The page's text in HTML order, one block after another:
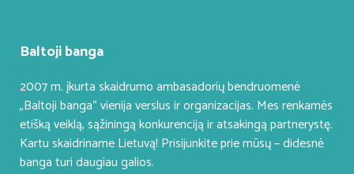
Baltoji banga
2007 m. įkurta skaidrumo ambasadorių bendruomenė
„Baltoji banga“ vienija verslus ir organizacijas. Mes renkamės
etišką veiklą, sąžiningą konkurenciją ir atsakingą partnerystę.
Kartu skaidriname Lietuvą! Prisijunkite prie mūsų – didesnė
banga turi daugiau galios.